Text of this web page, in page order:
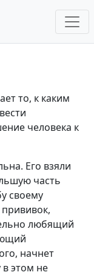
то, к каким
человека к
Его взяли
часть
своему
любящий
начнет
этом не